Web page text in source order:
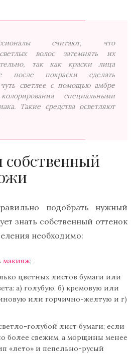
считают, что
волос затемнять их
так как краски лица
после покраски сделать
светлее с помощью амбре
специальными
Такие средства осветляют
собственный
подобрать нужный
знать собственный оттенок
необходимо:
макияж;
цветных листов бумаги или
а) голубую, б) кремовую или
или горчично-желтую и г)
голубой лист бумаги; если
более свежим, а морщины менее
«лето» и пепельно-русый